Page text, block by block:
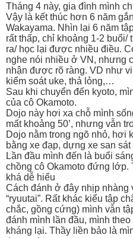
Tháng 4 này, gia đình mình
Vậy là kết thúc hơn 6 năm
Wakayama. Nhìn lại 6 năm
rất thấp, chỉ khoảng 1-2 buổi/
ra/ học lại được nhiều điều.
nghe nói nhiều ở VN, nhưng
nhận được rõ ràng. VD như
kiểm soát uke, thả lỏng,…
Sau khi chuyển đến kyoto,
của cô Okamoto.
Dojo này hơi xa chỗ mình
mất khoảng 50’, nhưng vẫn
Dojo nằm trong ngõ nhỏ, hơi
bằng xe đạp, dựng xe san
Lần đầu mình đến là buổi
chồng cô Okamoto đứng lớp.
khá dễ hiểu
Cách đánh ở đây nhịp nhàng
“ryuutai”. Rất khác kiểu tập
chắc, gồng cứng) mình vẫn
đánh mình lần đầu, mình
kháng lại. Thầy liền bảo là